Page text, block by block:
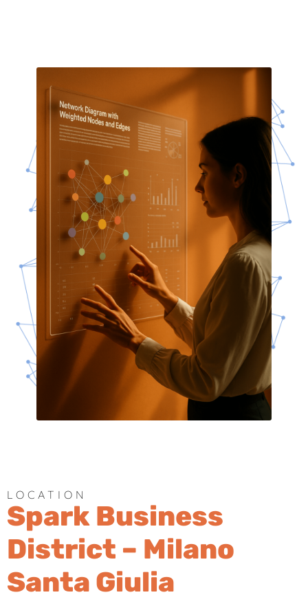
LOCATION
Spark Business
District – Milano
Santa Giulia